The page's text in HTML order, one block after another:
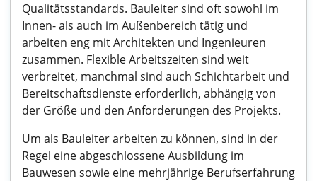
Qualitätsstandards. Bauleiter sind oft sowohl im
Innen- als auch im Außenbereich tätig und
arbeiten eng mit Architekten und Ingenieuren
zusammen. Flexible Arbeitszeiten sind weit
verbreitet, manchmal sind auch Schichtarbeit und
Bereitschaftsdienste erforderlich, abhängig von
der Größe und den Anforderungen des Projekts.
Um als Bauleiter arbeiten zu können, sind in der
Regel eine abgeschlossene Ausbildung im
Bauwesen sowie eine mehrjährige Berufserfahrung